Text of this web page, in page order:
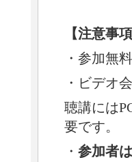
【注意事
・参加無
・ビデオ
聴講には
要です。
・ 参加者